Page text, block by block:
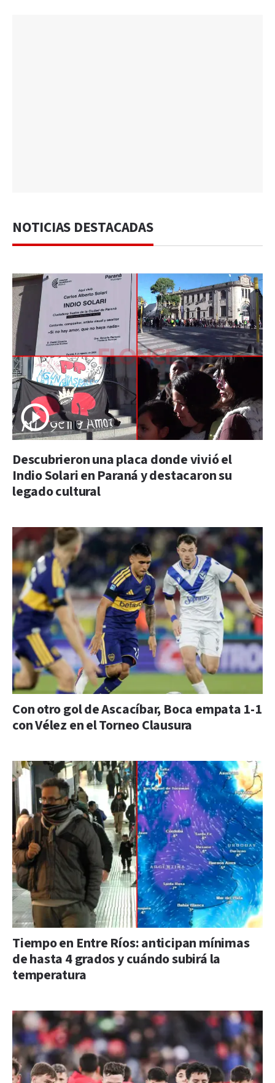
NOTICIAS DESTACADAS
Descubrieron una placa donde vivió el
Indio Solari en Paraná y destacaron su
legado cultural
Con otro gol de Ascacíbar, Boca empata 1-1
con Vélez en el Torneo Clausura
Tiempo en Entre Ríos: anticipan mínimas
de hasta 4 grados y cuándo subirá la
temperatura